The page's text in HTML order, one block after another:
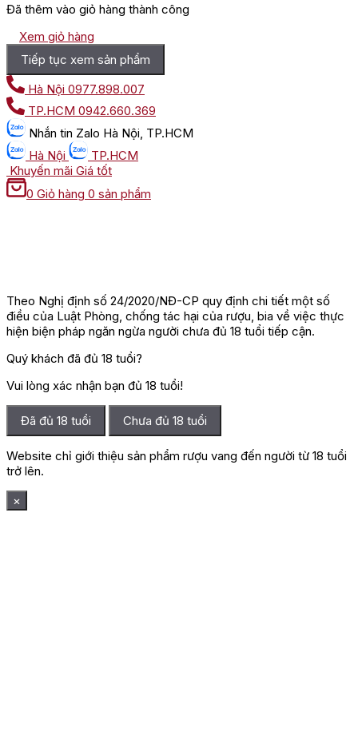
Đã thêm vào giỏ hàng thành công
Xem giỏ hàng
Tiếp tục xem sản phẩm
Hà Nội 0977.898.007
TP.HCM 0942.660.369
Nhắn tin Zalo Hà Nội, TP.HCM
Hà Nội
TP.HCM
Khuyến mãi Giá tốt
0 Giỏ hàng 0 sản phẩm
Theo Nghị định số 24/2020/NĐ-CP quy định chi tiết một số
điều của Luật Phòng, chống tác hại của rượu, bia về việc thực
hiện biện pháp ngăn ngừa người chưa đủ 18 tuổi tiếp cận.
Quý khách đã đủ 18 tuổi?
Vui lòng xác nhận bạn đủ 18 tuổi!
Đã đủ 18 tuổi Chưa đủ 18 tuổi
Website chỉ giới thiệu sản phẩm rượu vang đến người từ 18 tuổi
trở lên.
×